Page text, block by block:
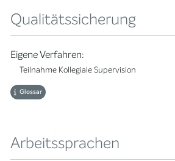
Qualitätssicherung
Eigene Verfahren:
Teilnahme Kollegiale Supervision
Glossar
Arbeitssprachen